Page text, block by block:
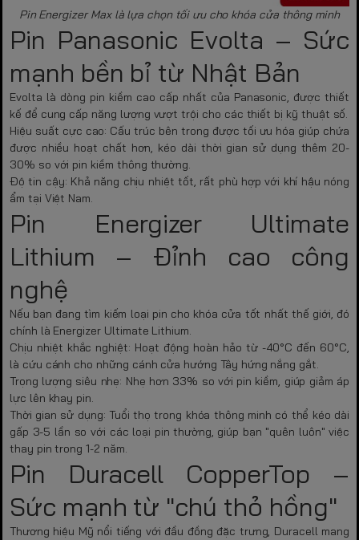
Pin Energizer Max là lựa chọn tối ưu cho khóa cửa thông minh
Pin Panasonic Evolta – Sức
mạnh bền bỉ từ Nhật Bản
Evolta là dòng pin kiềm cao cấp nhất của Panasonic, được thiết
kế để cung cấp năng lượng vượt trội cho các thiết bị kỹ thuật số.
Hiệu suất cực cao: Cấu trúc bên trong được tối ưu hóa giúp chứa
được nhiều hoạt chất hơn, kéo dài thời gian sử dụng thêm 20-
30% so với pin kiềm thông thường.
Độ tin cậy: Khả năng chịu nhiệt tốt, rất phù hợp với khí hậu nóng
ẩm tại Việt Nam.
Pin Energizer Ultimate
Lithium – Đỉnh cao công
nghệ
Nếu bạn đang tìm kiếm loại pin cho khóa cửa tốt nhất thế giới, đó
chính là Energizer Ultimate Lithium.
Chịu nhiệt khắc nghiệt: Hoạt động hoàn hảo từ -40°C đến 60°C,
là cứu cánh cho những cánh cửa hướng Tây hứng nắng gắt.
Trọng lượng siêu nhẹ: Nhẹ hơn 33% so với pin kiềm, giúp giảm áp
lực lên khay pin.
Thời gian sử dụng: Tuổi thọ trong khóa thông minh có thể kéo dài
gấp 3-5 lần so với các loại pin thường, giúp bạn "quên luôn" việc
thay pin trong 1-2 năm.
Pin Duracell CopperTop –
Sức mạnh từ "chú thỏ hồng"
Thương hiệu Mỹ nổi tiếng với đầu đồng đặc trưng, Duracell mang